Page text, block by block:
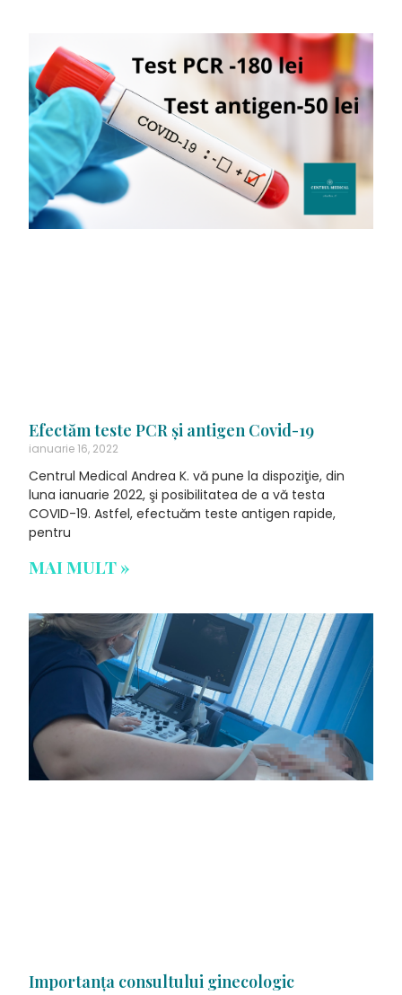
Efectăm teste PCR şi antigen Covid-19
ianuarie 16, 2022
Centrul Medical Andrea K. vă pune la dispoziţie, din
luna ianuarie 2022, şi posibilitatea de a vă testa
COVID-19. Astfel, efectuăm teste antigen rapide,
pentru
MAI MULT »
Importanţa consultului ginecologic